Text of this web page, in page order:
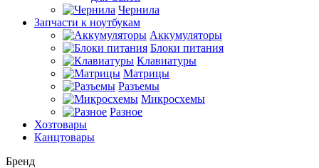
Чернила
Запчасти к ноутбукам
Аккумуляторы
Блоки питания
Клавиатуры
Матрицы
Разъемы
Микросхемы
Разное
Хозтовары
Канцтовары
Бренд